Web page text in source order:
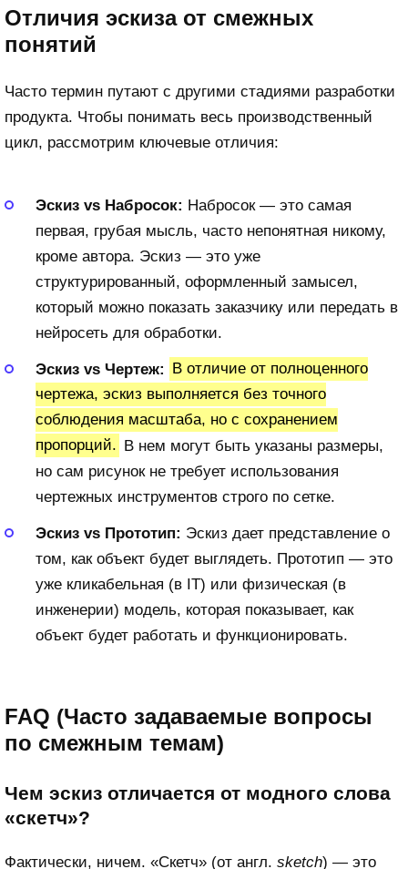
Отличия эскиза от смежных
понятий
Часто термин путают с другими стадиями разработки
продукта. Чтобы понимать весь производственный
цикл, рассмотрим ключевые отличия:
Эскиз vs Набросок: Набросок — это самая
первая, грубая мысль, часто непонятная никому,
кроме автора. Эскиз — это уже
структурированный, оформленный замысел,
который можно показать заказчику или передать в
нейросеть для обработки.
Эскиз vs Чертеж:
В отличие от полноценного
чертежа, эскиз выполняется без точного
соблюдения масштаба, но с сохранением
пропорций. В нем могут быть указаны размеры,
но сам рисунок не требует использования
чертежных инструментов строго по сетке.
Эскиз vs Прототип: Эскиз дает представление о
том, как объект будет выглядеть. Прототип — это
уже кликабельная (в IT) или физическая (в
инженерии) модель, которая показывает, как
объект будет работать и функционировать.
FAQ (Часто задаваемые вопросы
по смежным темам)
Чем эскиз отличается от модного слова
«скетч»?
Фактически, ничем. «Скетч» (от англ. sketch) — это